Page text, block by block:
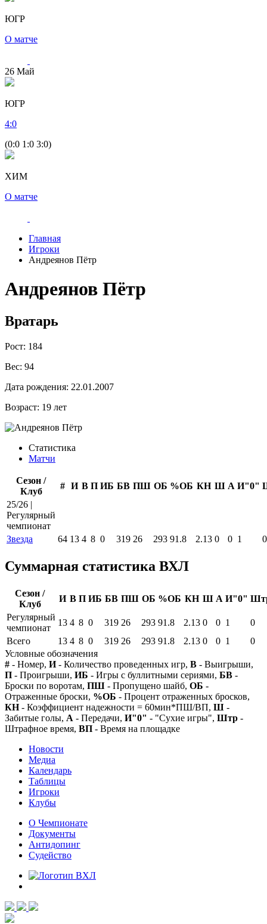
ЮГР
О матче
26 Май
ЮГР
4:0
(0:0 1:0 3:0)
ХИМ
О матче
Главная
Игроки
Андреянов Пётр
Андреянов Пётр
Вратарь
Рост: 184
Вес: 94
Дата рождения: 22.01.2007
Возраст: 19 лет
Статистика
Матчи
Сезон /
Клуб
# И В П ИБ БВ ПШ ОБ %ОБ КН Ш А И"0"
25/26 |
Регулярный
чемпионат
Звезда
64 13 4 8 0 319 26 293 91.8 2.13 0 0 1 0
Суммарная статистика ВХЛ
Сезон /
Клуб
И В П ИБ БВ ПШ ОБ %ОБ КН Ш А И"0"
Регулярный
чемпионат
13 4 8 0 319 26 293 91.8 2.13 0 0 1
0
Всего
13 4 8 0 319 26 293 91.8 2.13 0 0 1
0
Условные обозначения
# - Номер, И- Количество проведенных игр, В - Выигрыши,
П - Проигрыши, ИБ - Игры с буллитными сериями, БВ -
Броски по воротам, ПШ - Пропущено шайб, ОБ -
Отраженные броски, %ОБ - Процент отраженных бросков,
КН- Коэффициент надежности = 60мин*ПШ/ВП, Ш -
Забитые голы, А - Передачи, И"0" - "Сухие игры", Штр -
Штрафное время, ВП - Время на площадке
Новости
Медиа
Календарь
Таблицы
Игроки
Клубы
О Чемпионате
Документы
Антидопинг
Судейство